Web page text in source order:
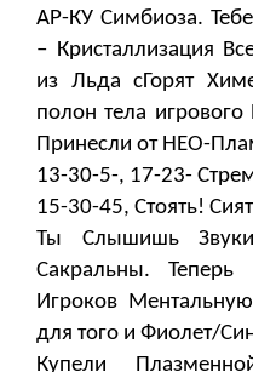
АР-КУ Симбиоза.
– Кристаллизация
из Льда сГорят
полон тела
Принесли от НЕО-
13-30-5-, 17-23-
15-30-45, Стоять!
Ты Слышишь
Сакральны.
Игроков
для того и Фиолет/
Купели